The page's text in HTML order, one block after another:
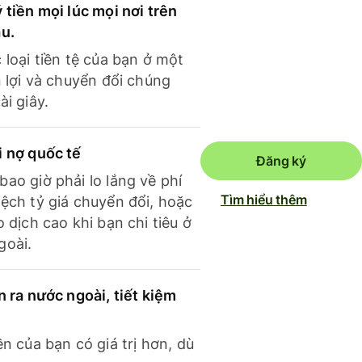
tiền mọi lúc mọi nơi trên
loại tiền tệ của bạn ở một
lợi và chuyển đổi chúng
giây.
nợ quốc tế
giờ phải lo lắng về phí
tỷ giá chuyển đổi, hoặc
dịch cao khi bạn chi tiêu ở
ra nước ngoài, tiết kiệm
của bạn có giá trị hơn, dù
Đăng ký
Tìm hiểu thêm